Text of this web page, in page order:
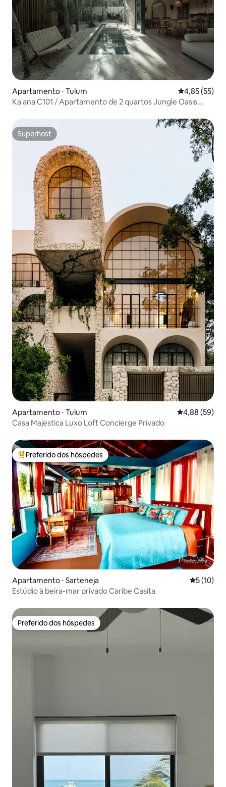
Apartamento ⋅ Tulum 4,85 de uma
4,85 (55)
Ka'ana C101 / Apartamento de 2 quartos Jungle Oasis
Superhost
Superhost
Apartamento ⋅ Tulum 4,88 de uma
4,88 (59)
Casa Majestica Luxo Loft Concierge Privado
Entre os melhores preferidos dos hóspedes
Preferido dos hóspedes
Apartamento ⋅ Sarteneja 5 de uma
5 (10)
Estúdio à beira-mar privado Caribe Casita
Preferido dos hóspedes
Preferido dos hóspedes